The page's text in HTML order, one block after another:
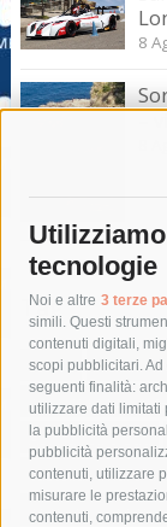
tecnologie
Noi e altre 3 terze
simili. Questi
contenuti digitali,
scopi pubblicitari.
seguenti finalità:
utilizzare dati limitati
la pubblicità
pubblicità
contenuti, utilizzare
misurare le
contenuti,
8
–
Tag
acqua allerta
area marina
Asl Napoli 3 sud
castellammare di
comune di